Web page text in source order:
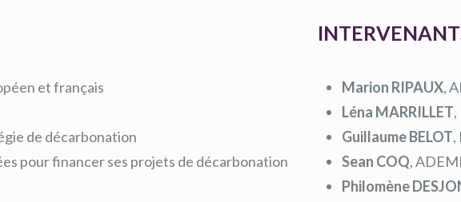
et français
de décarbonation
pour financer ses projets de décarbonation
Marion RIPAUX,
Léna MARRILLET
Guillaume BELOT,
Sean COQ,
Philomène